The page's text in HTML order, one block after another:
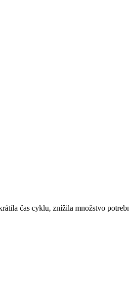
čas cyklu, znížila množstvo